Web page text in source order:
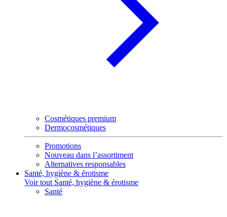
Cosmétiques premium
Dermocosmétiques
Promotions
Nouveau dans l’assortiment
Alternatives responsables
Santé, hygiène & érotisme
Voir tout Santé, hygiène & érotisme
Santé